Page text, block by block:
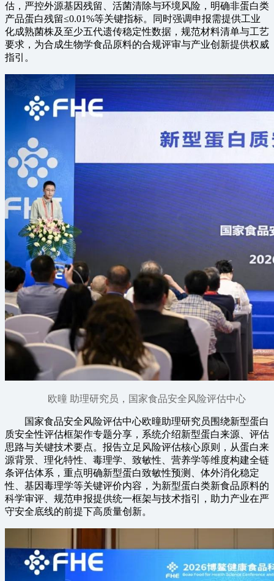
估，严控外源基因残留、活菌清除与环境风险，明确非蛋白类
产品蛋白残留≤0.01%等关键指标。同时强调申报需提供工业
化成熟菌株及至少五代遗传稳定性数据，规范材料清单与工艺
要求，为合成生物学食品原料的合规评审与产业创新提供权威
指引。
欧曈 助理研究员，国家食品安全风险评估中心
国家食品安全风险评估中心欧曈助理研究员围绕新型蛋白
质安全性评估框架作专题分享，系统介绍新型蛋白来源、评估
思路与关键技术要点。报告立足风险评估核心原则，从蛋白来
源背景、理化特性、毒理学、致敏性、营养学等维度构建全链
条评估体系，重点明确新型蛋白致敏性预测、体外消化稳定
性、基因毒理学等关键评价内容，为新型蛋白类新食品原料的
科学审评、规范申报提供统一框架与技术指引，助力产业在严
守安全底线的前提下高质量创新。